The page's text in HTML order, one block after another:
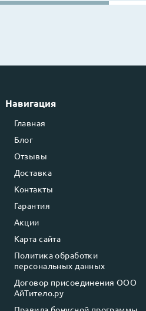
Навигация
Главная
Блог
Отзывы
Доставка
Контакты
Гарантия
Акции
Карта сайта
Политика обработки
персональных данных
Договор присоединения ООО
АйТитело.ру